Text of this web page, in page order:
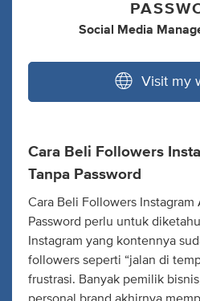
Social Media
Visit my
Cara Beli Followers
Tanpa Password
Cara Beli Followers Instagram
Password perlu untuk
Instagram yang kontennya
followers seperti “jalan di
frustrasi. Banyak pemilik